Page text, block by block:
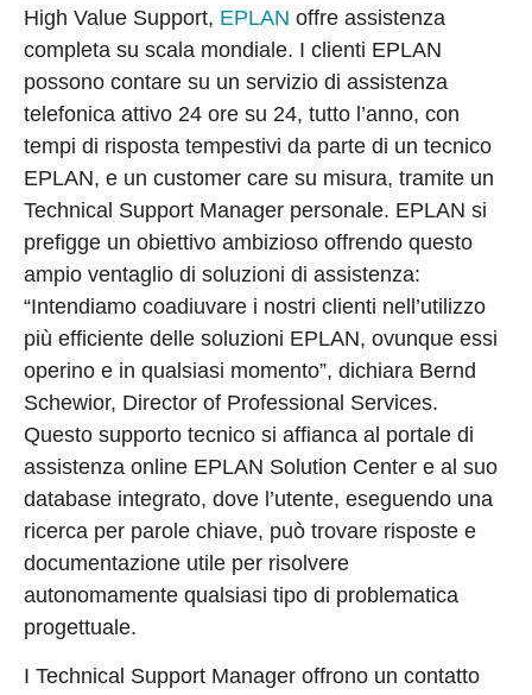
High Value Support, EPLAN offre assistenza
completa su scala mondiale. I clienti EPLAN
possono contare su un servizio di assistenza
telefonica attivo 24 ore su 24, tutto l’anno, con
tempi di risposta tempestivi da parte di un tecnico
EPLAN, e un customer care su misura, tramite un
Technical Support Manager personale. EPLAN si
prefigge un obiettivo ambizioso offrendo questo
ampio ventaglio di soluzioni di assistenza:
“Intendiamo coadiuvare i nostri clienti nell’utilizzo
più efficiente delle soluzioni EPLAN, ovunque essi
operino e in qualsiasi momento”, dichiara Bernd
Schewior, Director of Professional Services.
Questo supporto tecnico si affianca al portale di
assistenza online EPLAN Solution Center e al suo
database integrato, dove l’utente, eseguendo una
ricerca per parole chiave, può trovare risposte e
documentazione utile per risolvere
autonomamente qualsiasi tipo di problematica
progettuale.
I Technical Support Manager offrono un contatto